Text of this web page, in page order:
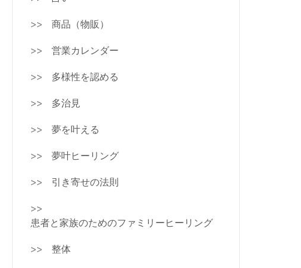
商品（物販）
営業カレンダー
多様性を認める
多治見
夢を叶える
夢叶ヒーリング
引き寄せの法則
患者と家族のためのファミリーヒーリング
整体